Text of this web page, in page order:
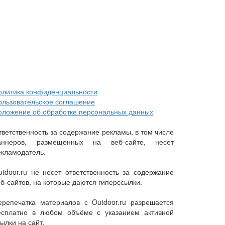
конфиденциальности
соглашение
об обработке персональных данных
за содержание рекламы, в том числе
размещенных на веб-сайте, несет
не несет ответственность за содержание
сайтов, на которые даются гиперссылки.
материалов с Outdoor.ru разрешается
в любом объёме с указанием активной
на сайт.